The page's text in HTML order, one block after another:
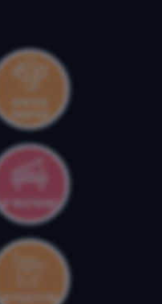
צהרונים
וקייטנות
קונסרבטוריון
מרכז צעירים